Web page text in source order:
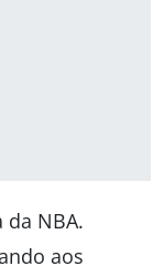
NBA.
aos